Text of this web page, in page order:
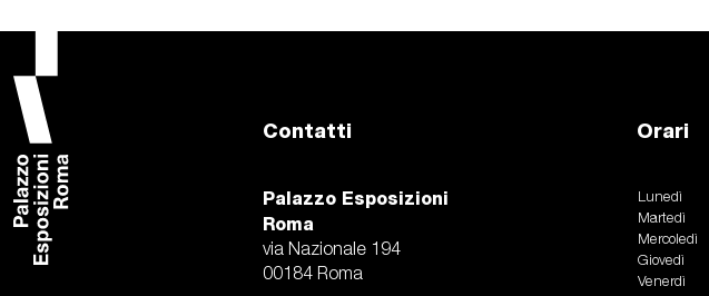
Contatti
Palazzo Esposizioni
Roma
via Nazionale 194
00184 Roma
Orari
Lunedì
Martedì
Mercoledì
Giovedì
Venerdì